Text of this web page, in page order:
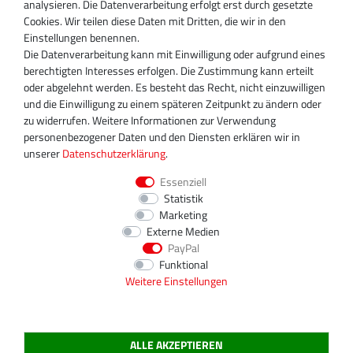
D-13509 Berlin
+49 30 340 606 740
+49 30 340 606 740
+49 30 340 606 745
info@turboservice24.de
Aktuelle Öffnungszeiten
Mo-Fr: 08:00 Uhr - 18:00 Uhr
Sa: geschlossen
analysieren. Die Datenverarbeitung erfolgt erst durch gesetzte
Cookies. Wir teilen diese Daten mit Dritten, die wir in den
Einstellungen benennen.
Die Datenverarbeitung kann mit Einwilligung oder aufgrund eines
berechtigten Interesses erfolgen. Die Zustimmung kann erteilt
oder abgelehnt werden. Es besteht das Recht, nicht einzuwilligen
und die Einwilligung zu einem späteren Zeitpunkt zu ändern oder
zu widerrufen. Weitere Informationen zur Verwendung
personenbezogener Daten und den Diensten erklären wir in
unsererDaten­schutz­erklärung.
Essenziell
Statistik
Marketing
Externe Medien
PayPal
Funktional
Weitere Einstellungen
ALLE AKZEPTIEREN